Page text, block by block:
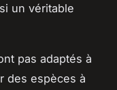
un véritable
pas adaptés à
des espèces à